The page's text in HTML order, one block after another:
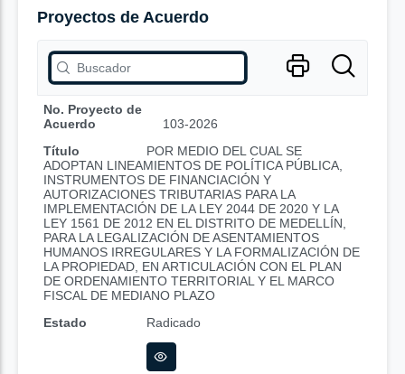
Proyectos de Acuerdo
No. Proyecto de
Acuerdo
103-2026
Título
POR MEDIO DEL CUAL SE
ADOPTAN LINEAMIENTOS DE POLÍTICA PÚBLICA,
INSTRUMENTOS DE FINANCIACIÓN Y
AUTORIZACIONES TRIBUTARIAS PARA LA
IMPLEMENTACIÓN DE LA LEY 2044 DE 2020 Y LA
LEY 1561 DE 2012 EN EL DISTRITO DE MEDELLÍN,
PARA LA LEGALIZACIÓN DE ASENTAMIENTOS
HUMANOS IRREGULARES Y LA FORMALIZACIÓN DE
LA PROPIEDAD, EN ARTICULACIÓN CON EL PLAN
DE ORDENAMIENTO TERRITORIAL Y EL MARCO
FISCAL DE MEDIANO PLAZO
Estado
Radicado